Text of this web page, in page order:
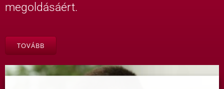
megoldásáért.
TOVÁBB